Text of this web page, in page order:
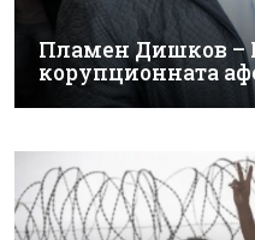
Пламен Дишков –
корупционната